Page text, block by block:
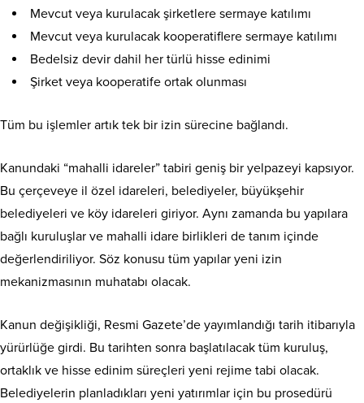
Mevcut veya kurulacak şirketlere sermaye katılımı
Mevcut veya kurulacak kooperatiflere sermaye katılımı
Bedelsiz devir dahil her türlü hisse edinimi
Şirket veya kooperatife ortak olunması
Tüm bu işlemler artık tek bir izin sürecine bağlandı.
Kanundaki “mahalli idareler” tabiri geniş bir yelpazeyi kapsıyor.
Bu çerçeveye il özel idareleri, belediyeler, büyükşehir
belediyeleri ve köy idareleri giriyor. Aynı zamanda bu yapılara
bağlı kuruluşlar ve mahalli idare birlikleri de tanım içinde
değerlendiriliyor. Söz konusu tüm yapılar yeni izin
mekanizmasının muhatabı olacak.
Kanun değişikliği, Resmi Gazete’de yayımlandığı tarih itibarıyla
yürürlüğe girdi. Bu tarihten sonra başlatılacak tüm kuruluş,
ortaklık ve hisse edinim süreçleri yeni rejime tabi olacak.
Belediyelerin planladıkları yeni yatırımlar için bu prosedürü